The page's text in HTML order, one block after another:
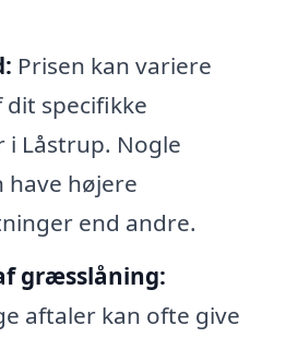
Prisen kan variere
specifikke
i Låstrup. Nogle
have højere
end andre.
græsslåning:
aftaler kan ofte give